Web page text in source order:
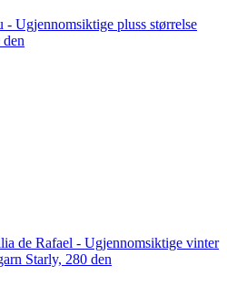
- Ugjennomsiktige pluss størrelse
de Rafael - Ugjennomsiktige vinter
Starly, 280 den